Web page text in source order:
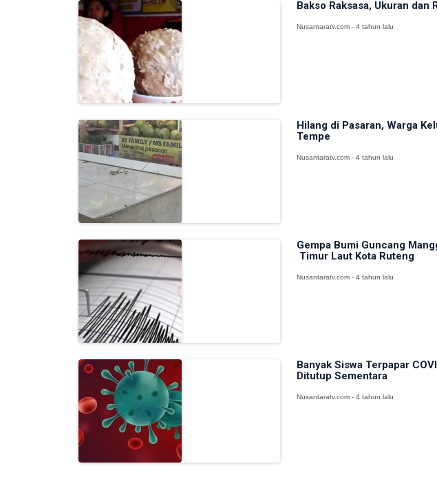
Bakso Raksasa, Ukuran dan
Nusantaratv.com - 4 tahun lalu
Hilang di Pasaran, Warga
Tempe
Nusantaratv.com - 4 tahun lalu
Gempa Bumi Guncang
Timur Laut Kota Ruteng
Nusantaratv.com - 4 tahun lalu
Banyak Siswa Terpapar
Ditutup Sementara
Nusantaratv.com - 4 tahun lalu